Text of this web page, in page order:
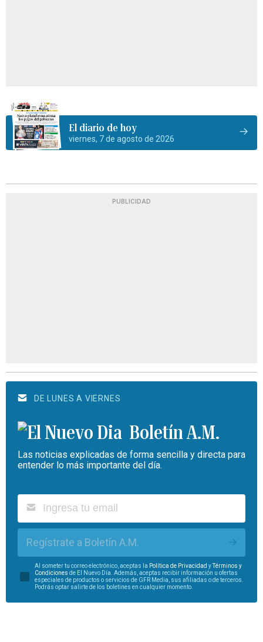
El diario de hoy
viernes, 7 de agosto de 2026
PUBLICIDAD
DE LUNES A VIERNES
Boletín A.M.
Las noticias explicadas de forma sencilla y directa para
entender lo más importante del día.
Regístrate a Boletín A.M.
Al someter tu correo electrónico, aceptas la Política de Privacidad yTérminos y
Condiciones de El Nuevo Día. Además, aceptas recibir información u ofertas
especiales de productos o servicios de GFR Media, sus afiliadas o de terceros.
Podrás optar salirte de los boletines en cualquier momento.